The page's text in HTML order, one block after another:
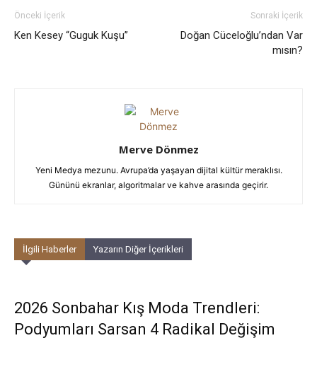
Önceki İçerik
Ken Kesey “Guguk Kuşu”
Sonraki İçerik
Doğan Cüceloğlu’ndan Var
mısın?
Merve Dönmez
Yeni Medya mezunu. Avrupa’da yaşayan dijital kültür meraklısı.
Gününü ekranlar, algoritmalar ve kahve arasında geçirir.
İlgili Haberler Yazarın Diğer İçerikleri
2026 Sonbahar Kış Moda Trendleri:
Podyumları Sarsan 4 Radikal Değişim